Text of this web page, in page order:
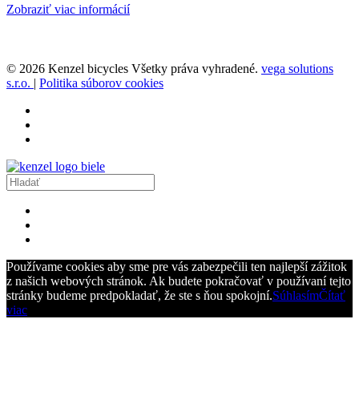
Zobraziť viac informácií
© 2026 Kenzel bicycles Všetky práva vyhradené. vega solutions
s.r.o. | Politika súborov cookies
Používame cookies aby sme pre vás zabezpečili ten najlepší zážitok
z našich webových stránok. Ak budete pokračovať v používaní tejto
stránky budeme predpokladať, že ste s ňou spokojní.SúhlasímČítať
viac